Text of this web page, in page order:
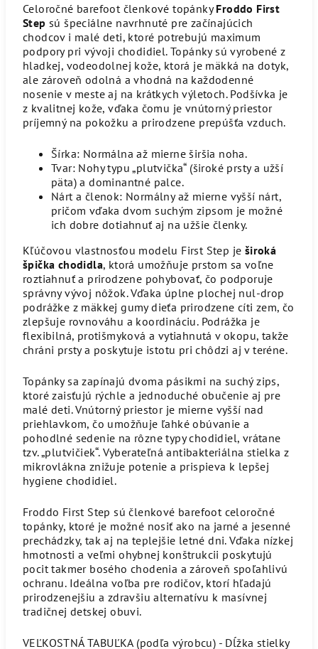
Celoročné barefoot členkové topánkyFroddo First
Step sú špeciálne navrhnuté pre začínajúcich
chodcov i malé deti, ktoré potrebujú maximum
podpory pri vývoji chodidiel. Topánky sú vyrobené z
hladkej, vodeodolnej kože, ktorá je mäkká na dotyk,
ale zároveň odolná a vhodná na každodenné
nosenie v meste aj na krátkych výletoch. Podšívka je
z kvalitnej kože, vďaka čomu je vnútorný priestor
príjemný na pokožku a prirodzene prepúšťa vzduch.
Šírka: Normálna až mierne širšia noha.
Tvar: Nohy typu „plutvička“ (široké prsty a užší
päta) a dominantné palce.
Nárt a členok: Normálny až mierne vyšší nárt,
pričom vďaka dvom suchým zipsom je možné
ich dobre dotiahnuť aj na užšie členky.
Kľúčovou vlastnosťou modelu First Step je široká
špička chodidla, ktorá umožňuje prstom sa voľne
roztiahnuť a prirodzene pohybovať, čo podporuje
správny vývoj nôžok. Vďaka úplne plochej nul‑drop
podrážke z mäkkej gumy dieťa prirodzene cíti zem, čo
zlepšuje rovnováhu a koordináciu. Podrážka je
flexibilná, protišmyková a vytiahnutá v okopu, takže
chráni prsty a poskytuje istotu pri chôdzi aj v teréne.
Topánky sa zapínajú dvoma pásikmi na suchý zips,
ktoré zaisťujú rýchle a jednoduché obučenie aj pre
malé deti. Vnútorný priestor je mierne vyšší nad
priehlavkom, čo umožňuje ľahké obúvanie a
pohodlné sedenie na rôzne typy chodidiel, vrátane
tzv. „plutvičiek“. Vyberateľná antibakteriálna stielka z
mikrovlákna znižuje potenie a prispieva k lepšej
hygiene chodidiel.
Froddo First Step sú členkové barefoot celoročné
topánky, ktoré je možné nosiť ako na jarné a jesenné
prechádzky, tak aj na teplejšie letné dni. Vďaka nízkej
hmotnosti a veľmi ohybnej konštrukcii poskytujú
pocit takmer bosého chodenia a zároveň spoľahlivú
ochranu. Ideálna voľba pre rodičov, ktorí hľadajú
prirodzenejšiu a zdravšiu alternatívu k masívnej
tradičnej detskej obuvi.
VEĽKOSTNÁ TABUĽKA (podľa výrobcu) - Dĺžka stielky